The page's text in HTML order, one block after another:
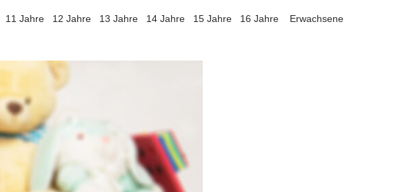
11 Jahre 12 Jahre 13 Jahre 14 Jahre 15 Jahre 16 Jahre Erwachsene